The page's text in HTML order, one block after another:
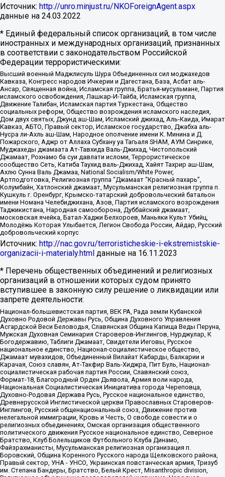
Источник: http://unro.minjust.ru/NKOForeignAgent.aspx
данные на 24.03.2022
* Единый федеральный список организаций, в том числе
иностранных и международных организаций, признанных
в соответствии с законодательством Российской
Федерации террористическими:
Высший военный Маджлисуль Шура Объединенных сил моджахедов
Кавказа, Конгресс народов Ичкерии и Дагестана, База, Асбат аль-
Ансар, Священная война, Исламская группа, Братья-мусульмане, Партия
исламского освобождения, Лашкар-И-Тайба, Исламская группа,
Движение Талибан, Исламская партия Туркестана, Общество
социальных реформ, Общество возрождения исламского наследия,
Дом двух святых, Джунд аш-Шам, Исламский джихад, Аль-Каида, Имарат
Кавказ, АБТО, Правый сектор, Исламское государство, Джабха аль-
Нусра ли-Ахль аш-Шам, Народное ополчение имени К. Минина и Д.
Пожарского, Аджр от Аллаха Субхану уа Тагьаля SHAM, АУМ Синрике,
Муджахеды джамаата Ат-Тавхида Валь-Джихад, Чистопольский
Джамаат, Рохнамо ба суи давлати исломи, Террористическое
сообщество Сеть, Катиба Таухид валь-Джихад, Хайят Тахрир аш-Шам,
Ахлю Сунна Валь Джамаа, National Socialism/White Power,
Артподготовка, Религиозная группа “Джамаат “Красный пахарь”,
Колумбайн, Хатлонский джамаат, Мусульманская религиозная группа п.
Кушкуль г. Оренбург, Крымско-татарский добровольческий батальон
имени Номана Челебиджихана, Азов, Партия исламского возрождения
Таджикистана, Народная самооборона, Дуббайский джамаат,
московская ячейка, Батал-Хаджи Белхороев, Маньяки Культ Убийц,
Молодёжь Которая Улыбается, Легион Свобода России, Айдар, Русский
добровольческий корпус
Источник: http://nac.gov.ru/terroristicheskie-i-ekstremistskie-
organizacii-i-materialy.html данные на 16.11.2023
* Перечень общественных объединений и религиозных
организаций в отношении которых судом принято
вступившее в законную силу решение о ликвидации или
запрете деятельности:
Национал-большевистская партия, ВЕК РА, Рада земли Кубанской
Духовно Родовой Державы Русь, Община Духовного Управления
Асгардской Веси Беловодья, Славянская Община Капища Веды Перуна,
Мужская Духовная Семинария Староверов-Инглингов, Нурджулар, К
Богодержавию, Таблиги Джамаат, Свидетели Иеговы, Русское
национальное единство, Национал-социалистическое общество,
Джамаат мувахидов, Объединенный Вилайат Кабарды, Балкарии и
Карачая, Союз славян, Ат-Такфир Валь-Хиджра, Пит Буль, Национал-
социалистическая рабочая партия России, Славянский союз,
Формат-18, Благородный Орден Дьявола, Армия воли народа,
Национальная Социалистическая Инициатива города Череповца,
Духовно-Родовая Держава Русь, Русское национальное единство,
Древнерусской Инглистической церкви Православных Староверов-
Инглингов, Русский общенациональный союз, Движение против
нелегальной иммиграции, Кровь и Честь, О свободе совести и о
религиозных объединениях, Омская организация общественного
политического движения Русское национальное единство, Северное
Братство, Клуб Болельщиков Футбольного Клуба Динамо,
Файзрахманисты, Мусульманская религиозная организация п.
Боровский, Община Коренного Русского народа Щелковского района,
Правый сектор, УНА - УНСО, Украинская повстанческая армия, Тризуб
им. Степана Бандеры, Братство, Белый Крест, Misanthropic division,